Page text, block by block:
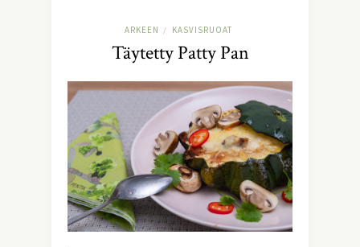
ARKEEN / KASVISRUOAT
Täytetty Patty Pan